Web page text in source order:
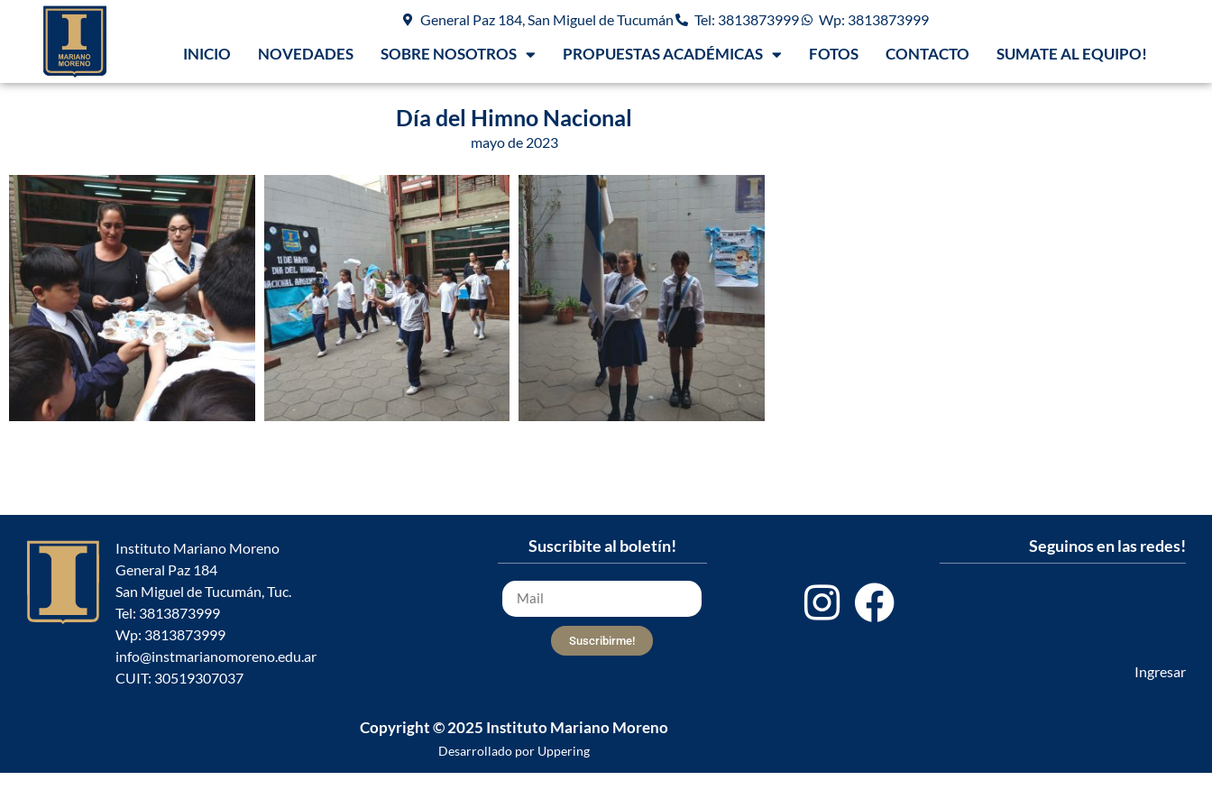
General Paz 184, San Miguel de Tucumán Tel: 3813873999 Wp: 3813873999
INICIO NOVEDADES SOBRE NOSOTROS PROPUESTAS ACADÉMICAS FOTOS CONTACTO SUMATE AL EQUIPO!
Día del Himno Nacional
mayo de 2023
Instituto Mariano Moreno
General Paz 184
San Miguel de Tucumán, Tuc.
Tel: 3813873999
Wp: 3813873999
info@instmarianomoreno.edu.ar
CUIT: 30519307037
Suscribite al boletín!
Suscribirme!
Seguinos en las redes!
Ingresar
Copyright © 2025 Instituto Mariano Moreno
Desarrollado por Uppering